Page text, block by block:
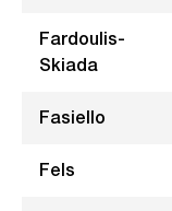
Fardoulis-
Skiada
Fasiello
Fels